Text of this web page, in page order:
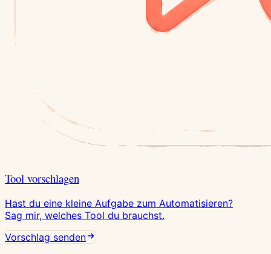
Tool vorschlagen
Hast du eine kleine Aufgabe zum Automatisieren?
Sag mir, welches Tool du brauchst.
Vorschlag senden